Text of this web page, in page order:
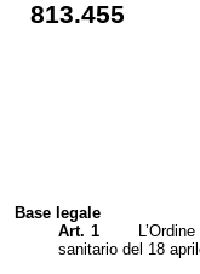
813.455
Base legale
Art. 1
sanitario del 18